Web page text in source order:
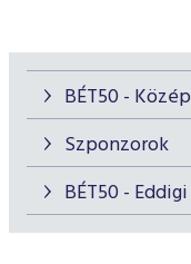
BÉT50 -
Szponzorok
BÉT50 -